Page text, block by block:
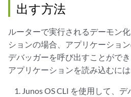
出す方法
ルーターで実行されるデーモン
ションの場合、アプリケーショ
デバッガーを呼び出すことがで
アプリケーションを読み込むに
Junos OS CLI を使用して、